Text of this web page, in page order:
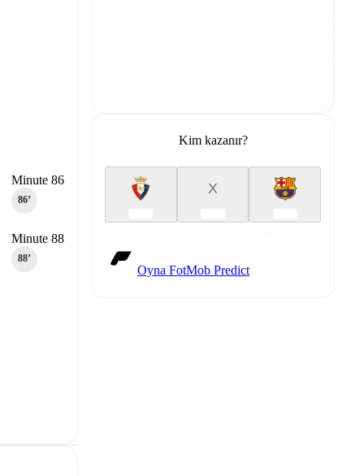
Minute 86
86‎’‎
Minute 88
88‎’‎
Kim kazanır?
X
Oyna FotMob Predict